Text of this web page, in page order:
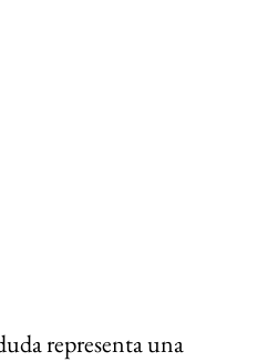
representa una